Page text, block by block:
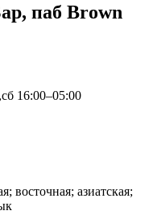
паб Brown
16:00–05:00
восточная; азиатская;